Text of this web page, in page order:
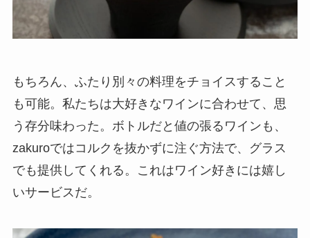
もちろん、ふたり別々の料理をチョイスすること
も可能。私たちは大好きなワインに合わせて、思
う存分味わった。ボトルだと値の張るワインも、
zakuroではコルクを抜かずに注ぐ方法で、グラス
でも提供してくれる。これはワイン好きには嬉し
いサービスだ。